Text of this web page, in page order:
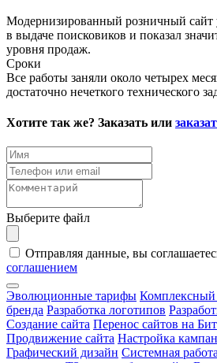
Модернизированный розничный сайт
в выдаче поисковиков и показал
уровня продаж.
Сроки
Все работы заняли около четырех
достаточно нечеткого технического
Хотите так же? Заказать или
Выберите файл
Отправляя данные, вы
соглашением
Эволюционные тарифы Комплексный
бренда Разработка логотипов
Создание сайта Перенос сайтов на
Продвижение сайта Настройка
Графический дизайн Системная